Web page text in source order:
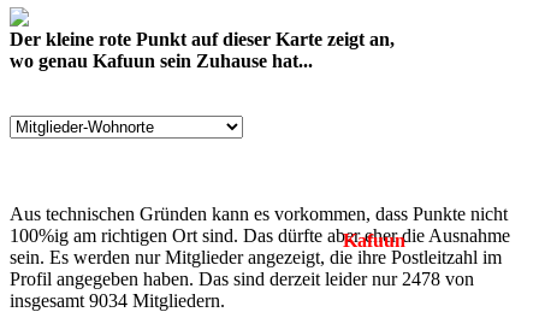
Der kleine rote Punkt auf dieser Karte zeigt an,
wo genau Kafuun sein Zuhause hat...
Kafuun
Aus technischen Gründen kann es vorkommen, dass Punkte nicht
100%ig am richtigen Ort sind. Das dürfte aber eher die Ausnahme
sein. Es werden nur Mitglieder angezeigt, die ihre Postleitzahl im
Profil angegeben haben. Das sind derzeit leider nur 2478 von
insgesamt 9034 Mitgliedern.